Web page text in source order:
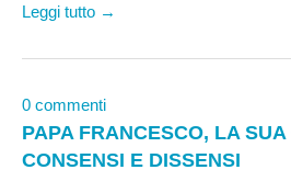
Leggi tutto →
0 commenti
PAPA FRANCESCO, LA
CONSENSI E DISSENSI